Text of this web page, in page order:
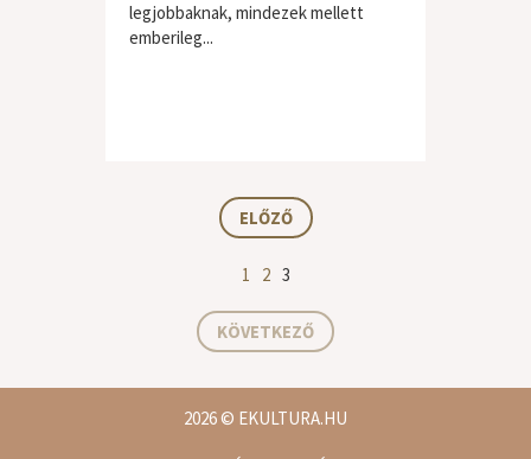
legjobbaknak, mindezek mellett
emberileg...
ELŐZŐ
1 2 3
KÖVETKEZŐ
2026© EKULTURA.HU